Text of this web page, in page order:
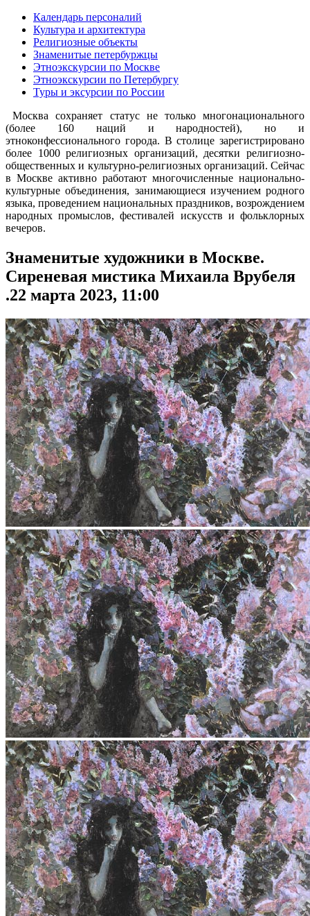
Календарь персоналий
Культура и архитектура
Религиозные объекты
Знаменитые петербуржцы
Этноэкскурсии по Москве
Этноэкскурсии по Петербургу
Туры и эксурсии по России
Москва сохраняет статус не только многонационального
(более 160 наций и народностей), но и
этноконфессионального города. В столице зарегистрировано
более 1000 религиозных организаций, десятки религиозно-
общественных и культурно-религиозных организаций. Сейчас
в Москве активно работают многочисленные национально-
культурные объединения, занимающиеся изучением родного
языка, проведением национальных праздников, возрождением
народных промыслов, фестивалей искусств и фольклорных
вечеров.
Знаменитые художники в Москве.
Сиреневая мистика Михаила Врубеля
.22 марта 2023, 11:00